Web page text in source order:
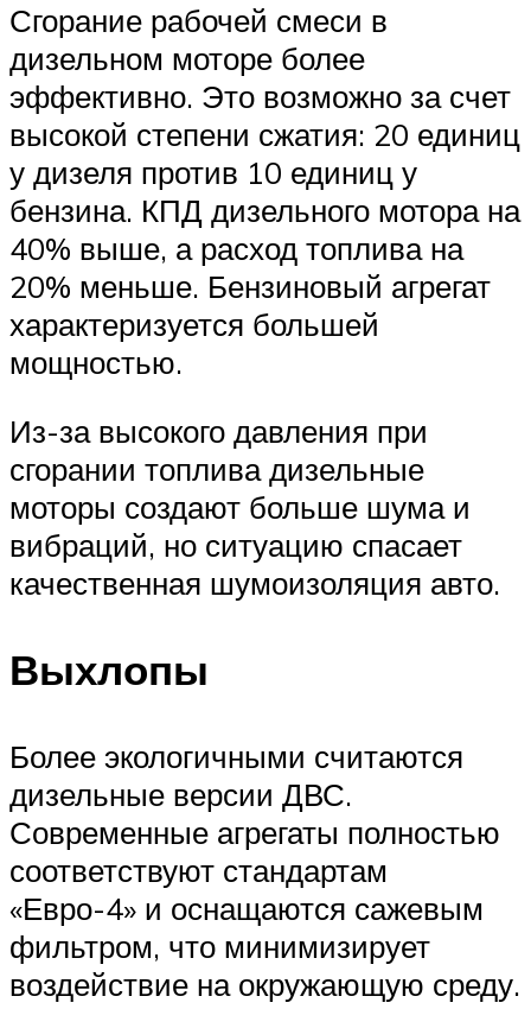
Сгорание рабочей смеси в
дизельном моторе более
эффективно. Это возможно за счет
высокой степени сжатия: 20 единиц
у дизеля против 10 единиц у
бензина. КПД дизельного мотора на
40% выше, а расход топлива на
20% меньше. Бензиновый агрегат
характеризуется большей
мощностью.
Из-за высокого давления при
сгорании топлива дизельные
моторы создают больше шума и
вибраций, но ситуацию спасает
качественная шумоизоляция авто.
Выхлопы
Более экологичными считаются
дизельные версии ДВС.
Современные агрегаты полностью
соответствуют стандартам
«Евро-4» и оснащаются сажевым
фильтром, что минимизирует
воздействие на окружающую среду.